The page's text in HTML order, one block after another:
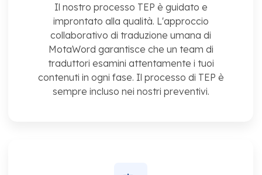
Il nostro processo TEP è guidato e
improntato alla qualità. L'approccio
collaborativo di traduzione umana di
MotaWord garantisce che un team di
traduttori esamini attentamente i tuoi
contenuti in ogni fase. Il processo di TEP è
sempre incluso nei nostri preventivi.